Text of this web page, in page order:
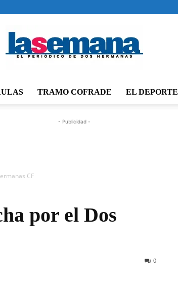
TRAMO COFRADE EL DEPORTE
- Publicidad -
CF
por el Dos
0